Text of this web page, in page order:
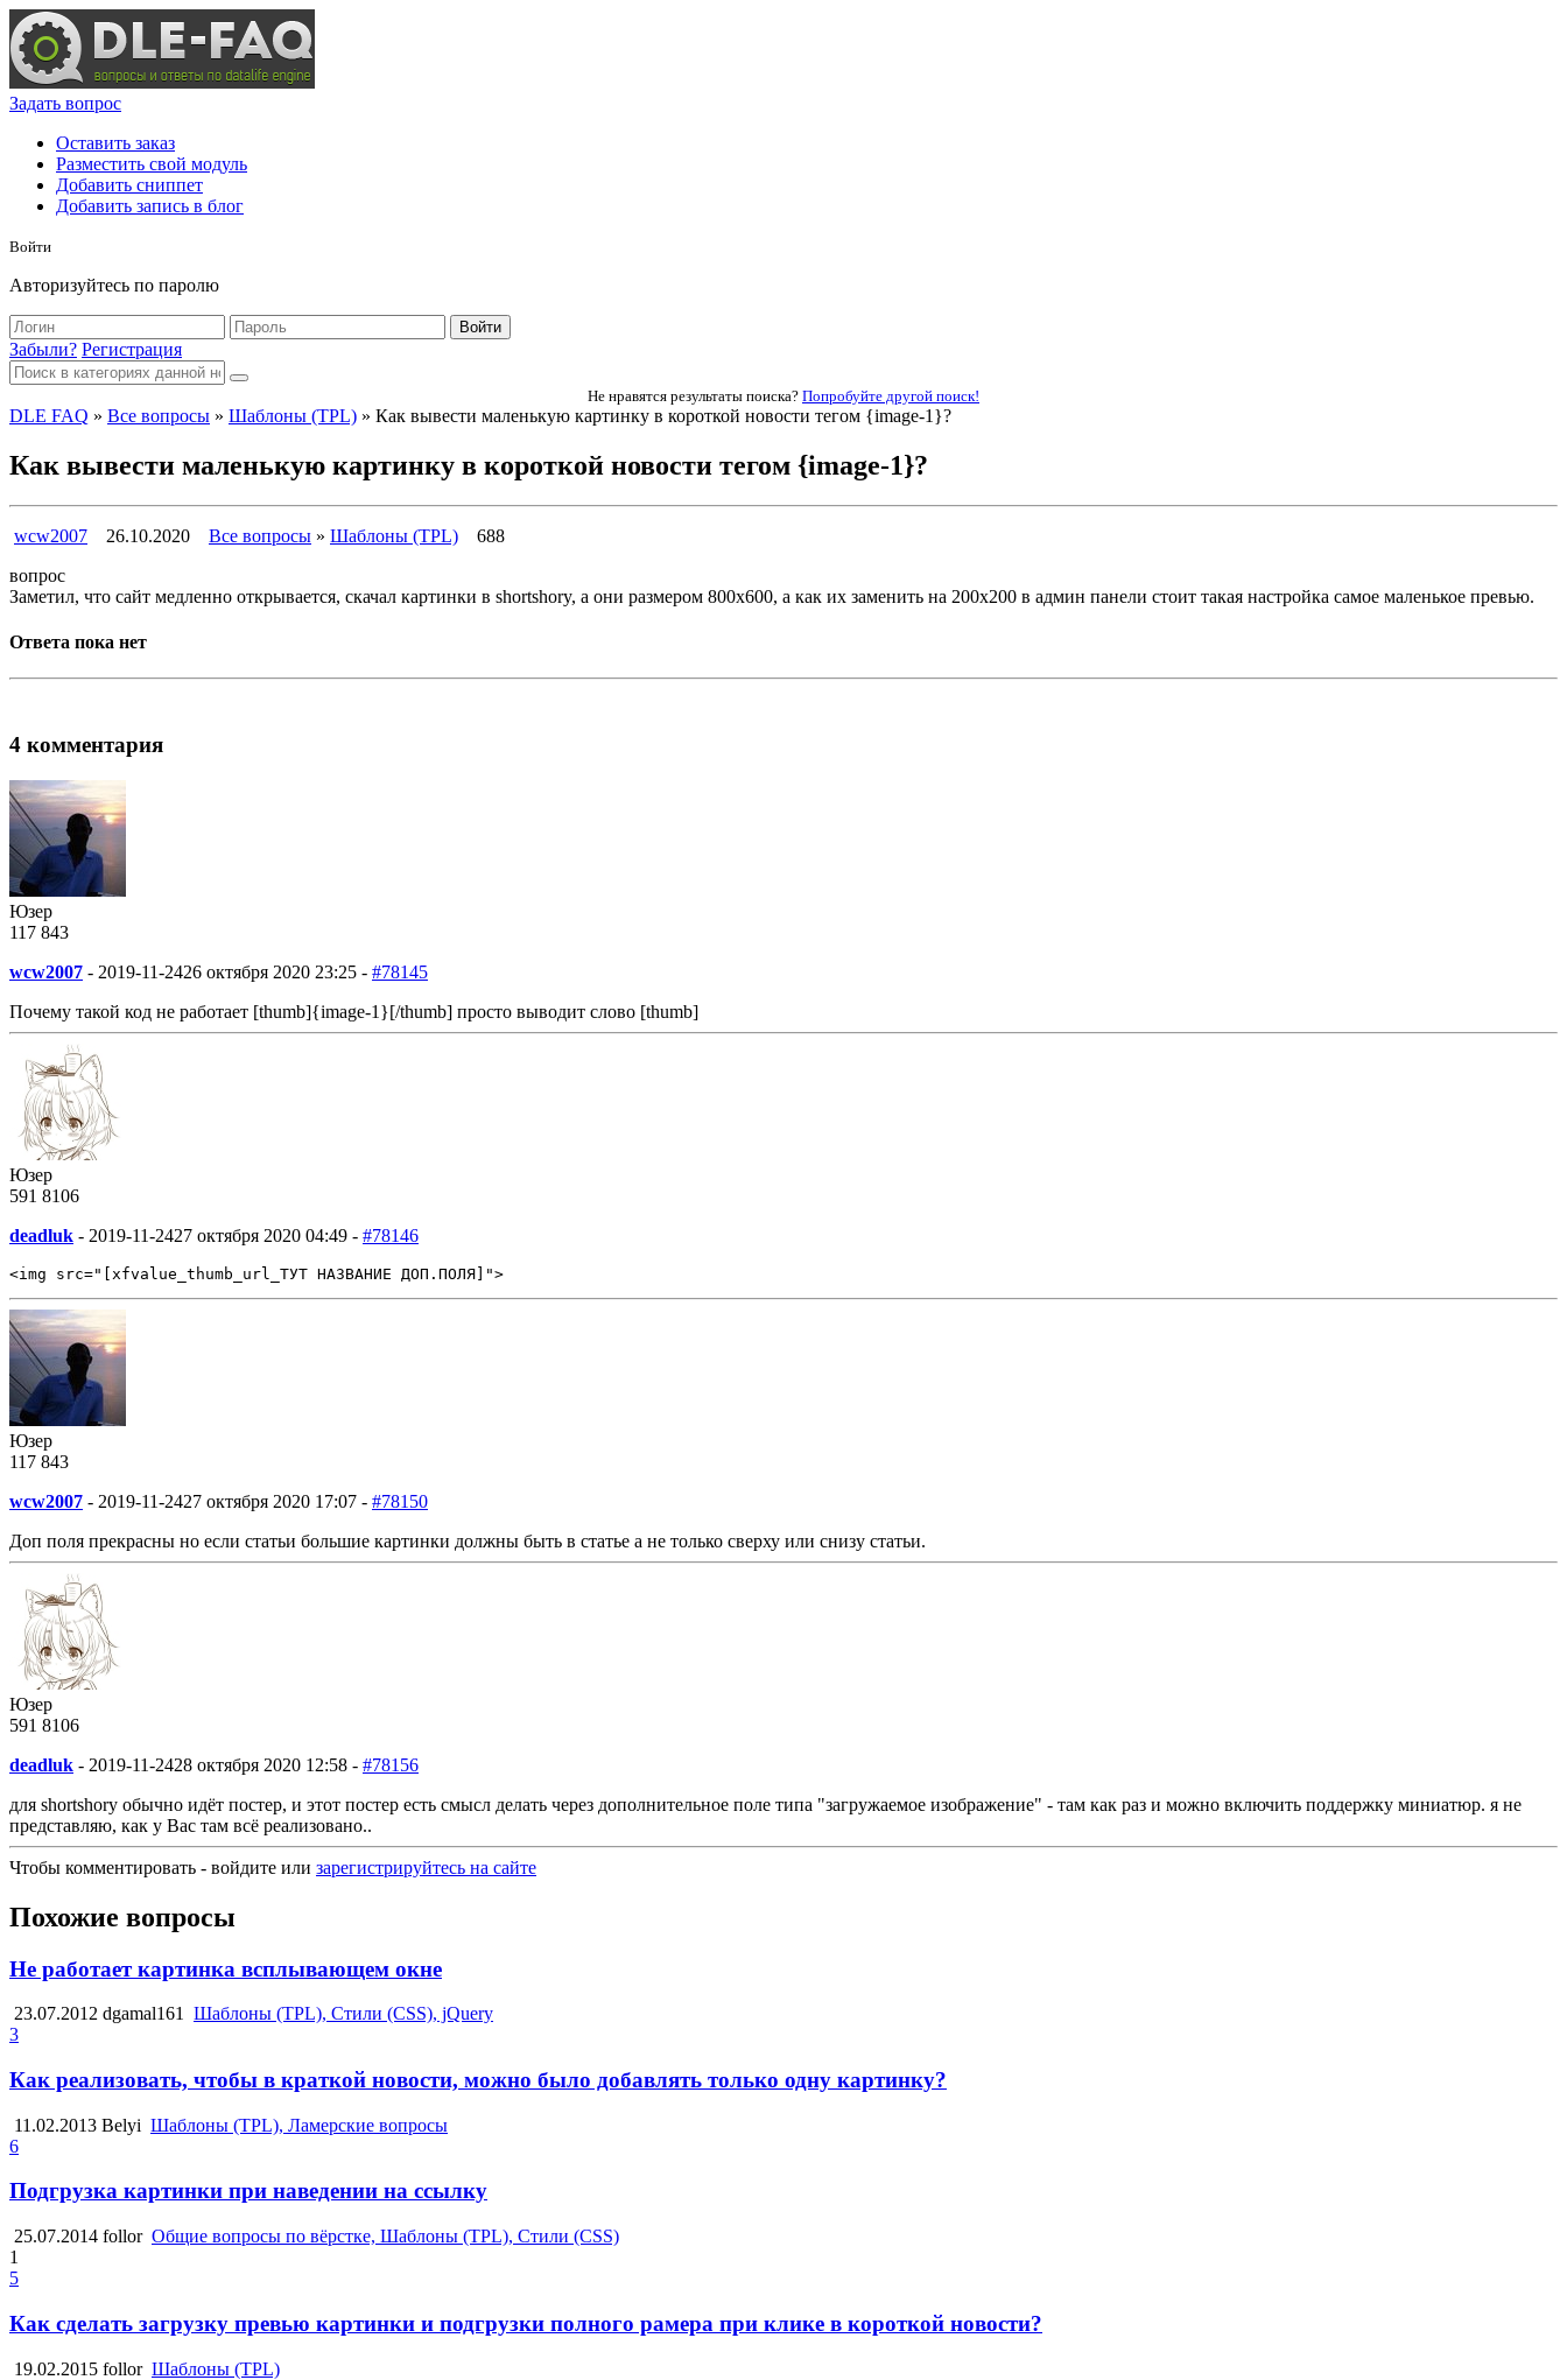
Задать вопрос
Оставить заказ
Разместить свой модуль
Добавить сниппет
Добавить запись в блог
Войти
Авторизуйтесь по паролю
Войти
Забыли? Регистрация
Не нравятся результаты поиска? Попробуйте другой поиск!
DLE FAQ » Все вопросы » Шаблоны (TPL) » Как вывести маленькую картинку в короткой новости тегом {image-1}?
Как вывести маленькую картинку в короткой новости тегом {image-1}?
wcw2007 26.10.2020 Все вопросы » Шаблоны (TPL)
688
вопрос
Заметил, что сайт медленно открывается, скачал картинки в shortshory, а они размером 800х600, а как их заменить на 200x200 в админ панели стоит такая настройка самое маленькое превью.
Ответа пока нет
4 комментария
Юзер
117 843
wcw2007 - 2019-11-2426 октября 2020 23:25 - #78145
Почему такой код не работает [thumb]{image-1}[/thumb] просто выводит слово [thumb]
Юзер
591 8106
deadluk - 2019-11-2427 октября 2020 04:49 - #78146
<img src="[xfvalue_thumb_url_ТУТ НАЗВАНИЕ ДОП.ПОЛЯ]">
Юзер
117 843
wcw2007 - 2019-11-2427 октября 2020 17:07 - #78150
Доп поля прекрасны но если статьи большие картинки должны быть в статье а не только сверху или снизу статьи.
Юзер
591 8106
deadluk - 2019-11-2428 октября 2020 12:58 - #78156
для shortshory обычно идёт постер, и этот постер есть смысл делать через дополнительное поле типа "загружаемое изображение" - там как раз и можно включить поддержку миниатюр. я не
представляю, как у Вас там всё реализовано..
Чтобы комментировать - войдите или зарегистрируйтесь на сайте
Похожие вопросы
Не работает картинка всплывающем окне
23.07.2012 dgamal161
Шаблоны (TPL), Стили (CSS), jQuery
3
Как реализовать, чтобы в краткой новости, можно было добавлять только одну картинку?
11.02.2013 Belyi Шаблоны (TPL), Ламерские вопросы
6
Подгрузка картинки при наведении на ссылку
25.07.2014 follor Общие вопросы по вёрстке, Шаблоны (TPL), Стили (CSS)
1
5
Как сделать загрузку превью картинки и подгрузки полного рамера при клике в короткой новости?
19.02.2015 follor Шаблоны (TPL)